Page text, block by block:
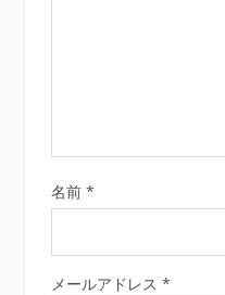
名前 *
メールアドレス *